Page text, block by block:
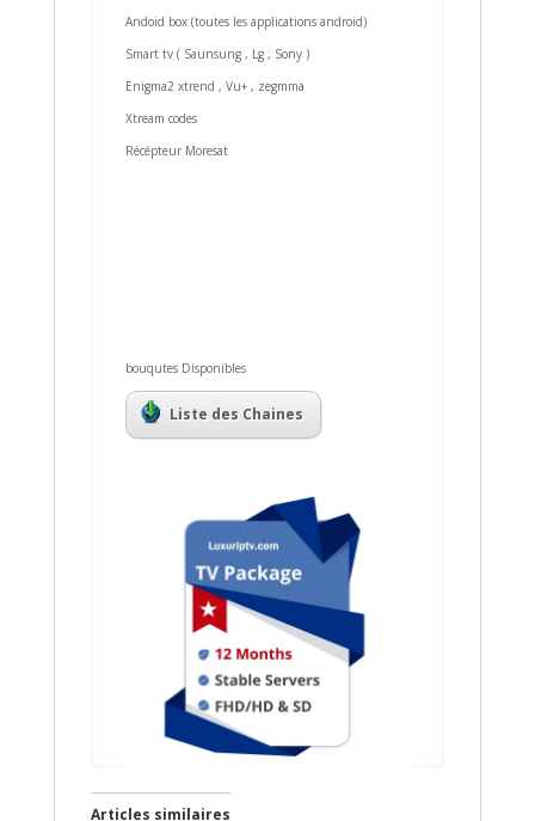
Andoid box (toutes les applications android)
Smart tv ( Saunsung , Lg , Sony )
Enigma2 xtrend , Vu+ , zegmma
Xtream codes
Récépteur Moresat
bouqutes Disponibles
Liste des Chaines
Articles similaires